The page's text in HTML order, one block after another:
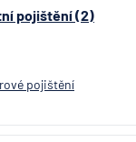
pojištění (2)
pojištění